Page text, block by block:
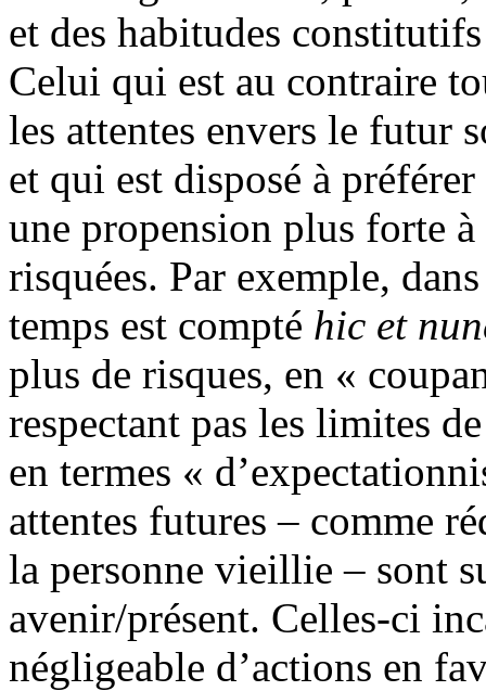
et des habitudes
Celui qui est au contraire
les attentes envers le futur
et qui est disposé à
une propension plus forte
risquées. Par exemple,
temps est compté hic et
plus de risques, en «
respectant pas les limites
en termes «
attentes futures – comme
la personne vieillie – sont
avenir/présent. Celles-ci
négligeable d’actions en